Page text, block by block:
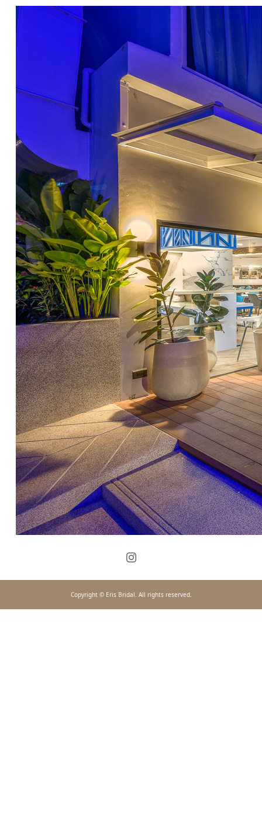
Copyright © Eris Bridal. All rights reserved.